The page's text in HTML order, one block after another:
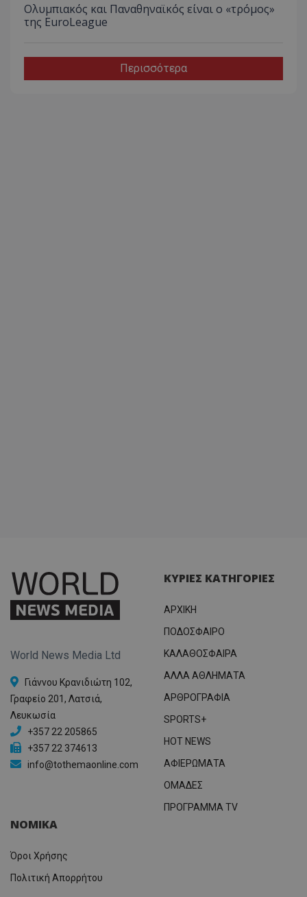
Ολυμπιακός και Παναθηναϊκός είναι ο «τρόμος»
της EuroLeague
Περισσότερα
World News Media Ltd
Γιάννου Κρανιδιώτη 102,
Γραφείο 201, Λατσιά,
Λευκωσία
+357 22 205865
+357 22 374613
info@tothemaonline.com
ΚΥΡΙΕΣ ΚΑΤΗΓΟΡΙΕΣ
ΑΡΧΙΚΗ
ΠΟΔΟΣΦΑΙΡΟ
ΚΑΛΑΘΟΣΦΑΙΡΑ
ΑΛΛΑ ΑΘΛΗΜΑΤΑ
ΑΡΘΡΟΓΡΑΦΙΑ
SPORTS+
HOT NEWS
ΑΦΙΕΡΩΜΑΤΑ
ΟΜΑΔΕΣ
ΠΡΟΓΡΑΜΜΑ TV
ΝΟΜΙΚΑ
Όροι Χρήσης
Πολιτική Απορρήτου